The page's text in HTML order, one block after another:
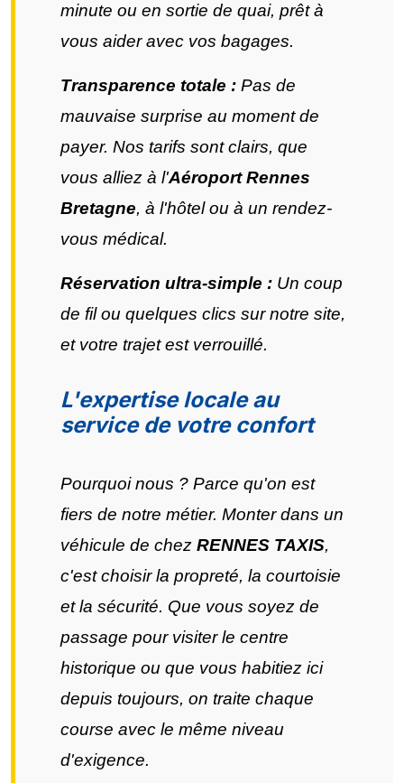
minute ou en sortie de quai, prêt à
vous aider avec vos bagages.
Transparence totale : Pas de
mauvaise surprise au moment de
payer. Nos tarifs sont clairs, que
vous alliez à l'Aéroport Rennes
Bretagne, à l'hôtel ou à un rendez-
vous médical.
Réservation ultra-simple : Un coup
de fil ou quelques clics sur notre site,
et votre trajet est verrouillé.
L'expertise locale au
service de votre confort
Pourquoi nous ? Parce qu'on est
fiers de notre métier. Monter dans un
véhicule de chez RENNES TAXIS,
c'est choisir la propreté, la courtoisie
et la sécurité. Que vous soyez de
passage pour visiter le centre
historique ou que vous habitiez ici
depuis toujours, on traite chaque
course avec le même niveau
d'exigence.